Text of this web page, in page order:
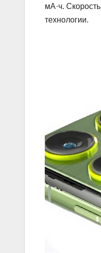
мА·ч.
технологии.